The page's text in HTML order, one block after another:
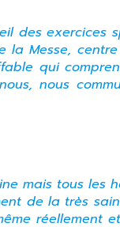
des exercices
la Messe,
qui
nous
mais tous les
de la très
réellement